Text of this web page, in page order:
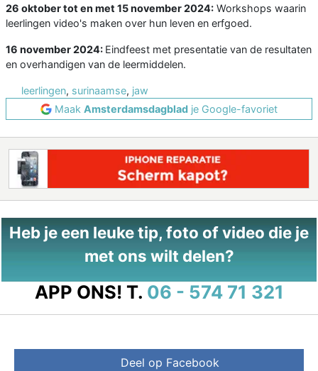
26 oktober tot en met 15 november 2024: Workshops waarin
leerlingen video's maken over hun leven en erfgoed.
16 november 2024: Eindfeest met presentatie van de resultaten
en overhandigen van de leermiddelen.
leerlingen, surinaamse, jaw
Maak Amsterdamsdagblad je Google-favoriet
Heb je een leuke tip, foto of video die je
met ons wilt delen?
APP ONS! T. 06 - 574 71 321
Deel op Facebook